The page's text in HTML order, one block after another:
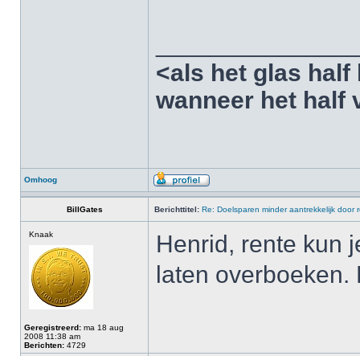
<als het glas half
wanneer het half
Omhoog
BillGates Berichttitel: Re: Doelsparen minder aantrekkelijk door
Knaak
Geregistreerd: ma 18 aug
2008 11:38 am
Berichten: 4729
Henrid, rente kun
laten overboeken.